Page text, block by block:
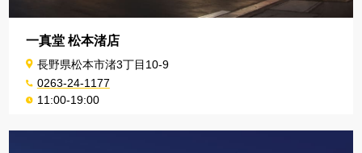
一真堂 松本渚店
長野県松本市渚3丁目10-9
0263-24-1177
11:00-19:00